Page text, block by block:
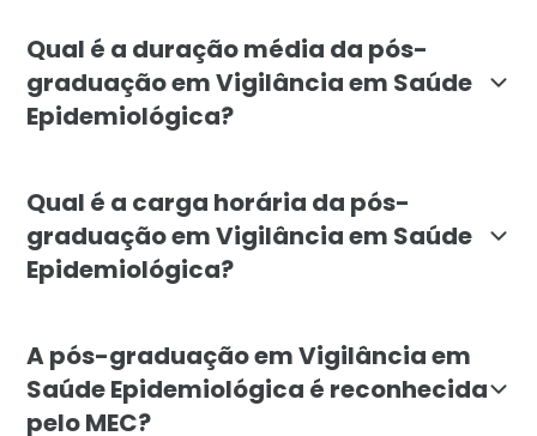
Qual é a duração média da pós-
graduação em Vigilância em Saúde
Epidemiológica?
Qual é a carga horária da pós-
graduação em Vigilância em Saúde
Epidemiológica?
A pós-graduação em Vigilância em
Saúde Epidemiológica é reconhecida
pelo MEC?